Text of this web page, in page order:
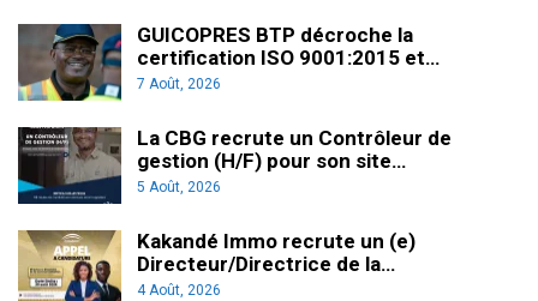
GUICOPRES BTP décroche la
certification ISO 9001:2015 et…
7 Août, 2026
La CBG recrute un Contrôleur de
gestion (H/F) pour son site…
5 Août, 2026
Kakandé Immo recrute un (e)
Directeur/Directrice de la…
4 Août, 2026